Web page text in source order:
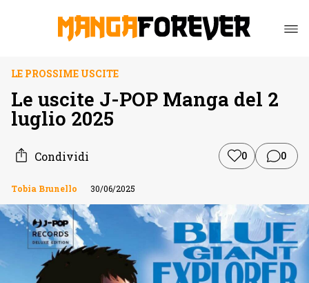
LE PROSSIME USCITE
Le uscite J-POP Manga del 2
luglio 2025
Condividi 0 0
Tobia Brunello 30/06/2025